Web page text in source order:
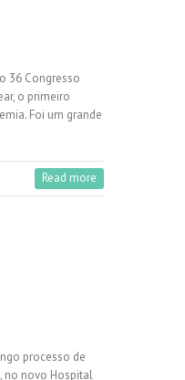
36 Congresso
o primeiro
Foi um grande
Read more
processo de
no novo Hospital